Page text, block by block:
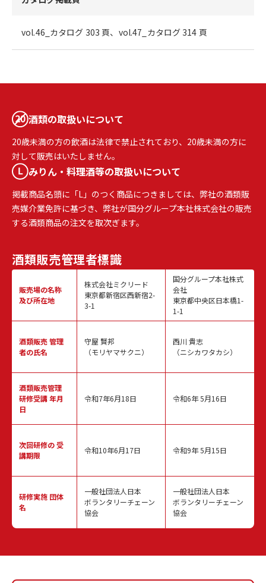
vol.46_カタログ 303 頁、vol.47_カタログ 314 頁
酒類の取扱いについて
20歳未満の方の飲酒は法律で禁止されており、20歳未満の方に
対して販売はいたしません。
みりん・料理酒等の取扱いについて
掲載商品名頭に「L」のつく商品につきましては、弊社の酒類販
売媒介業免許に基づき、弊社が国分グループ本社株式会社の販売
する酒類商品の注文を取次ぎます。
酒類販売管理者標識
販売場の名称
及び所在地
酒類販売管理
者の氏名
酒類販売管理
研修受講 年月
日
次回研修の受
講期限
研修実施 団体
名
株式会社ミクリード
東京都新宿区西新宿2-
3-1
守屋 賢邦
（モリヤマサクニ）
令和7年6月18日
令和10年6月17日
一般社団法人日本
ボランタリーチェーン
協会
国分グループ本社株式
会社
東京都中央区日本橋1-
1-1
西川 貴志
（ニシカワタカシ）
令和6年 5月16日
令和9年 5月15日
一般社団法人日本
ボランタリーチェーン
協会